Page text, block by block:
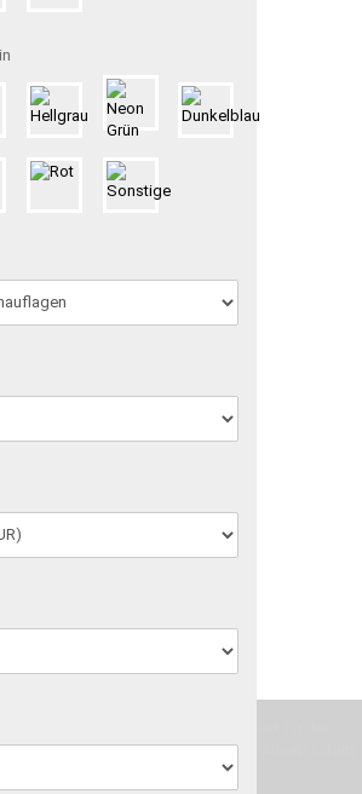
die Tat umzusetzen. Unser Handwerk ist der
und nehmen uns für jeden Arbeitsschritt